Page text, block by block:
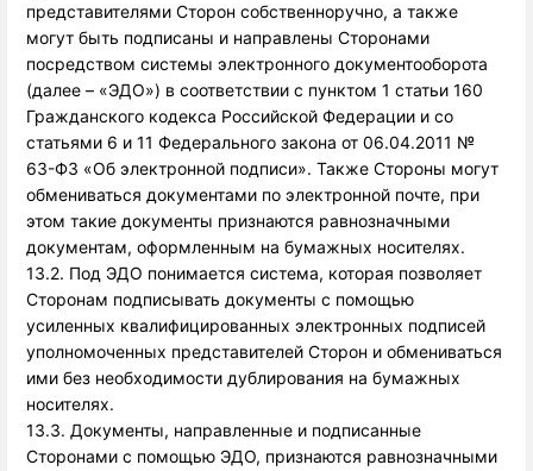
представителями Сторон собственноручно, а также
могут быть подписаны и направлены Сторонами
посредством системы электронного документооборота
(далее – «ЭДО») в соответствии с пунктом 1 статьи 160
Гражданского кодекса Российской Федерации и со
статьями 6 и 11 Федерального закона от 06.04.2011 №
63-ФЗ «Об электронной подписи». Также Стороны могут
обмениваться документами по электронной почте, при
этом такие документы признаются равнозначными
документам, оформленным на бумажных носителях.
13.2. Под ЭДО понимается система, которая позволяет
Сторонам подписывать документы с помощью
усиленных квалифицированных электронных подписей
уполномоченных представителей Сторон и обмениваться
ими без необходимости дублирования на бумажных
носителях.
13.3. Документы, направленные и подписанные
Сторонами с помощью ЭДО, признаются равнозначными